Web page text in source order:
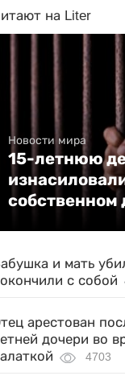
на Liter
Новости мира
15-летнюю
собственном
и мать
с собой
арестован
дочери во
4703